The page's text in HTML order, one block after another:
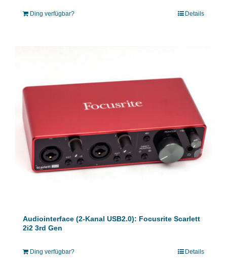
Ding verfügbar? Details
Audiointerface (2-Kanal USB2.0): Focusrite Scarlett
2i2 3rd Gen
Ding verfügbar? Details